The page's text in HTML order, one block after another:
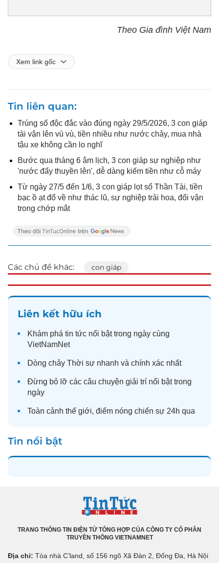
Theo Gia đình Việt Nam
Xem link gốc
Tin liên quan
Trúng số độc đắc vào đúng ngày 29/5/2026, 3 con giáp
tài vận lên vù vù, tiền nhiều như nước chảy, mua nhà
tậu xe không cần lo nghĩ
Bước qua tháng 6 âm lịch, 3 con giáp sự nghiệp như
'nước đẩy thuyền lên', dễ dàng kiếm tiền như cỗ máy
Từ ngày 27/5 đến 1/6, 3 con giáp lọt sổ Thần Tài, tiền
bạc ồ ạt đổ về như thác lũ, sự nghiệp trải hoa, đổi vận
trong chớp mắt
Các chủ đề khác: con giáp
Liên kết hữu ích
Khám phá tin tức nổi bật trong ngày cùng
VietNamNet
Dòng chảy Thời sự nhanh và chính xác nhất
Đừng bỏ lỡ các câu chuyện giải trí nổi bật trong
ngày
Toàn cảnh thế giới, điểm nóng chiến sự 24h qua
Tin nổi bật
TRANG THÔNG TIN ĐIỆN TỬ TỔNG HỢP CỦA CÔNG TY CỔ PHẦN
TRUYỀN THÔNG VIETNAMNET
Địa chỉ: Tòa nhà C’land, số 156 ngõ Xã Đàn 2, Đống Đa, Hà Nội